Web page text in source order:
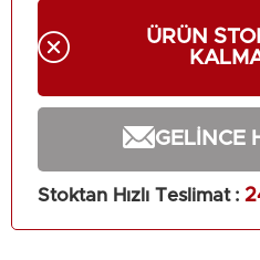
ÜRÜN
GELINCE
Stoktan Hızlı Teslimat :